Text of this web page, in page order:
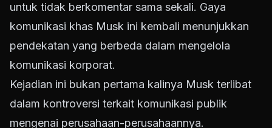
untuk tidak berkomentar sama sekali. Gaya
komunikasi khas Musk ini kembali menunjukkan
pendekatan yang berbeda dalam mengelola
komunikasi korporat.
Kejadian ini bukan pertama kalinya Musk terlibat
dalam kontroversi terkait komunikasi publik
mengenai perusahaan-perusahaannya.